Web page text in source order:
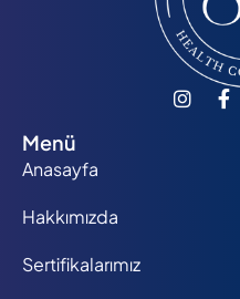
Menü
Anasayfa
Hakkımızda
Sertifikalarımız